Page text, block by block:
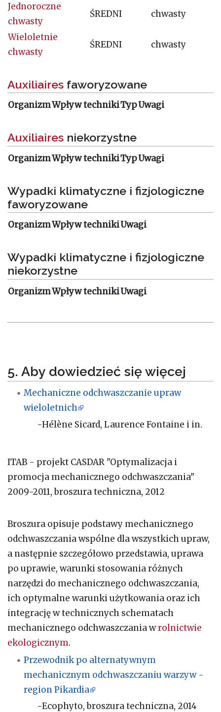
Jednoroczne
chwasty
ŚREDNI chwasty
Wieloletnie
chwasty
ŚREDNI chwasty
Auxiliaires faworyzowane
OrganizmWpływ technikiTypUwagi
Auxiliaires niekorzystne
OrganizmWpływ technikiTypUwagi
Wypadki klimatyczne i fizjologiczne
faworyzowane
OrganizmWpływ technikiUwagi
Wypadki klimatyczne i fizjologiczne
niekorzystne
OrganizmWpływ technikiUwagi
5. Aby dowiedzieć się więcej
Mechaniczne odchwaszczanie upraw
wieloletnich
-Hélène Sicard, Laurence Fontaine i in.
ITAB - projekt CASDAR "Optymalizacja i
promocja mechanicznego odchwaszczania"
2009-2011, broszura techniczna, 2012
Broszura opisuje podstawy mechanicznego
odchwaszczania wspólne dla wszystkich upraw,
a następnie szczegółowo przedstawia, uprawa
po uprawie, warunki stosowania różnych
narzędzi do mechanicznego odchwaszczania,
ich optymalne warunki użytkowania oraz ich
integrację w technicznych schematach
mechanicznego odchwaszczania wrolnictwie
ekologicznym.
Przewodnik po alternatywnym
mechanicznym odchwaszczaniu warzyw -
region Pikardia
-Ecophyto, broszura techniczna, 2014